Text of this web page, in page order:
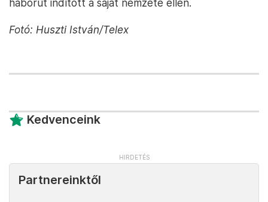
háborút indított a saját nemzete ellen.
Fotó: Huszti István/Telex
Kedvenceink
Partnereinktől